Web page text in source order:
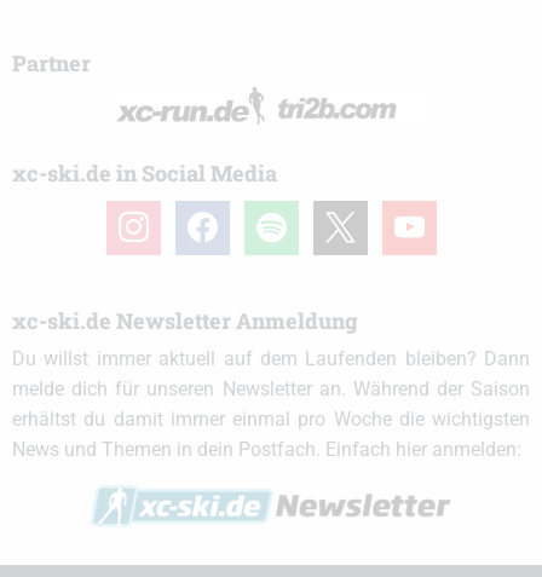
Partner
xc-ski.de in Social Media
instagramfacebook spotify youtube
xc-ski.de Newsletter Anmeldung
Du willst immer aktuell auf dem Laufenden bleiben? Dann
melde dich für unseren Newsletter an. Während der Saison
erhältst du damit immer einmal pro Woche die wichtigsten
News und Themen in dein Postfach. Einfach hier anmelden: